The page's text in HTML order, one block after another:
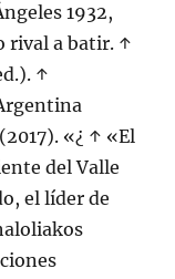
1932,
rival a batir. ↑
↑
«¿ ↑ «El
del Valle
el líder de